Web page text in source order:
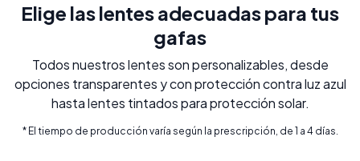
Elige las lentes adecuadas para tus
gafas
Todos nuestros lentes son personalizables, desde
opciones transparentes y con protección contra luz azul
hasta lentes tintados para protección solar.
* El tiempo de producción varía según la prescripción, de 1 a 4 días.